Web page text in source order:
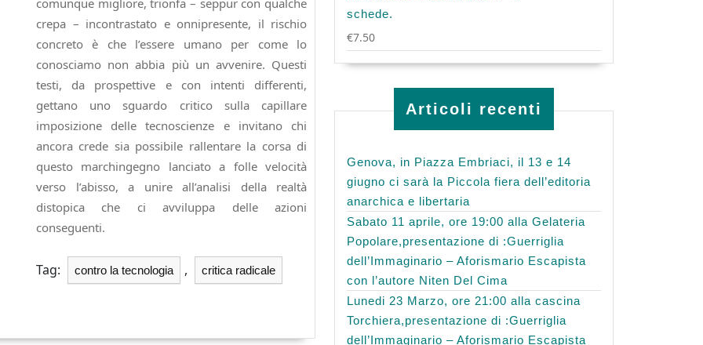
comunque migliore, trionfa – seppur con qualche
crepa – incontrastato e onnipresente, il rischio
concreto è che l’essere umano per come lo
conosciamo non abbia più un avvenire. Questi
testi, da prospettive e con intenti differenti,
gettano uno sguardo critico sulla capillare
imposizione delle tecnoscienze e invitano chi
ancora crede sia possibile rallentare la corsa di
questo marchingegno lanciato a folle velocità
verso l’abisso, a unire all’analisi della realtà
distopica che ci avviluppa delle azioni
conseguenti.
Tag: contro la tecnologia , critica radicale
schede.
€7.50
Articoli recenti
Genova, in Piazza Embriaci, il 13 e 14
giugno ci sarà la Piccola fiera dell’editoria
anarchica e libertaria
Sabato 11 aprile, ore 19:00 alla Gelateria
Popolare,presentazione di :Guerriglia
dell’Immaginario – Aforismario Escapista
con l’autore Niten Del Cima
Lunedi 23 Marzo, ore 21:00 alla cascina
Torchiera,presentazione di :Guerriglia
dell’Immaginario – Aforismario Escapista